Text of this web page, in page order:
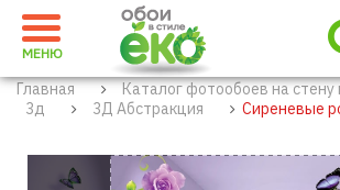
МЕНЮ
Главная
Каталог фотообоев на стену
3д
3Д Абстракция Сиреневые